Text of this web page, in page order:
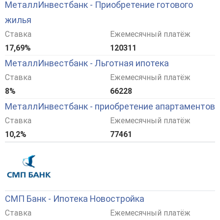
МеталлИнвестбанк - Приобретение готового
жилья
Ставка
17,69%
Ежемесячный платёж
120311
МеталлИнвестбанк - Льготная ипотека
Ставка
8%
Ежемесячный платёж
66228
МеталлИнвестбанк - приобретение апартаментов
Ставка
10,2%
Ежемесячный платёж
77461
СМП Банк - Ипотека Новостройка
Ставка Ежемесячный платёж